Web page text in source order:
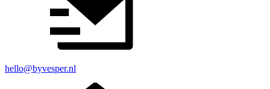
hello@byvesper.nl